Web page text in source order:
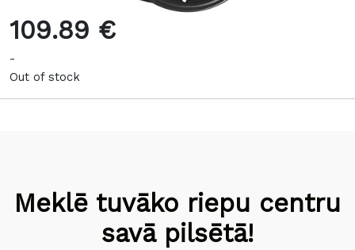
109.89 €
-
Out of stock
Meklē tuvāko riepu centru
savā pilsētā!